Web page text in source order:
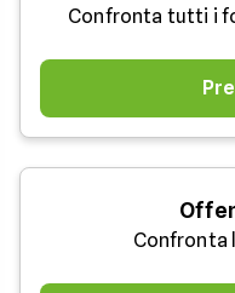
Confronta tutti i
Confronta